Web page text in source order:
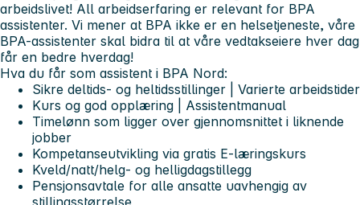
arbeidslivet! All arbeidserfaring er relevant for BPA
assistenter. Vi mener at BPA ikke er en helsetjeneste, våre
BPA-assistenter skal bidra til at våre vedtakseiere hver dag
får en bedre hverdag!
Hva du får som assistent i BPA Nord:
Sikre deltids- og heltidsstillinger | Varierte arbeidstider
Kurs og god opplæring | Assistentmanual
Timelønn som ligger over gjennomsnittet i liknende
jobber
Kompetanseutvikling via gratis E-læringskurs
Kveld/natt/helg- og helligdagstillegg
Pensjonsavtale for alle ansatte uavhengig av